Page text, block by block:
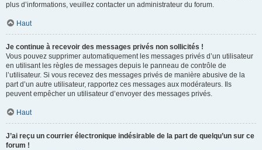
plus d’informations, veuillez contacter un administrateur du forum.
Haut
Je continue à recevoir des messages privés non sollicités !
Vous pouvez supprimer automatiquement les messages privés d’un utilisateur
en utilisant les règles de messages depuis le panneau de contrôle de
l’utilisateur. Si vous recevez des messages privés de manière abusive de la
part d’un autre utilisateur, rapportez ces messages aux modérateurs. Ils
peuvent empêcher un utilisateur d’envoyer des messages privés.
Haut
J’ai reçu un courrier électronique indésirable de la part de quelqu’un sur ce
forum !